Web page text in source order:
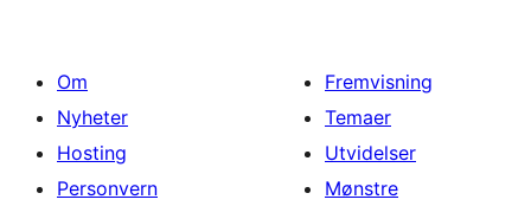
Om
Nyheter
Hosting
Personvern
Fremvisning
Temaer
Utvidelser
Mønstre